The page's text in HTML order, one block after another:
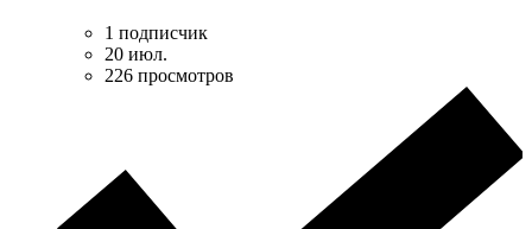
1 подписчик
20 июл.
226 просмотров